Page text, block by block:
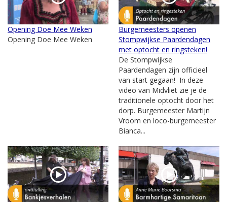
Opening Doe Mee Weken
Opening Doe Mee Weken
Burgemeesters openen
Stompwijkse Paardendagen
met optocht en ringsteken!
De Stompwijkse
Paardendagen zijn officieel
van start gegaan! In deze
video van Midvliet zie je de
traditionele optocht door het
dorp. Burgemeester Martijn
Vroom en loco-burgemeester
Bianca...